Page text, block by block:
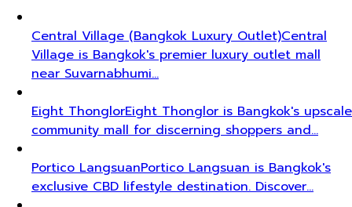
Central Village (Bangkok Luxury Outlet)Central
Village is Bangkok's premier luxury outlet mall
near Suvarnabhumi…
Eight ThonglorEight Thonglor is Bangkok's upscale
community mall for discerning shoppers and…
Portico LangsuanPortico Langsuan is Bangkok's
exclusive CBD lifestyle destination. Discover…